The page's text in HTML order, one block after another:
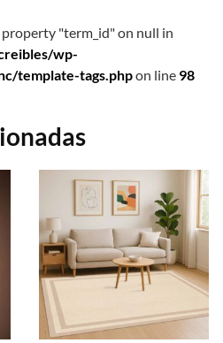
"term_id" on null in
wp-
template-tags.phpon line 98